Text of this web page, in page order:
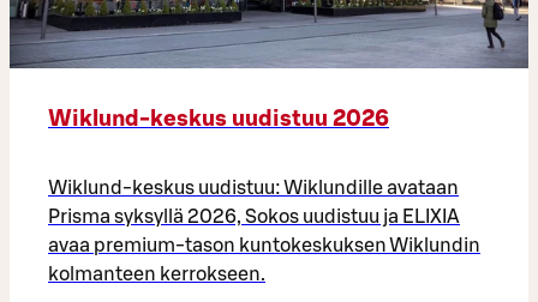
Wiklund-keskus uudistuu 2026
Wiklund-keskus uudistuu: Wiklundille avataan
Prisma syksyllä 2026, Sokos uudistuu ja ELIXIA
avaa premium-tason kuntokeskuksen Wiklundin
kolmanteen kerrokseen.